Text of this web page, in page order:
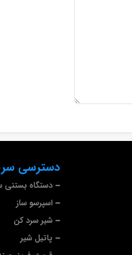
دسترسی
دستگاه بستنی
اسپرسو ساز
شیر سرد کن
پاتیل شیر